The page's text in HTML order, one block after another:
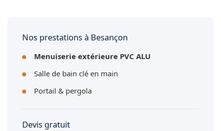
Nos prestations à Besançon
Menuiserie extérieure PVC ALU
Salle de bain clé en main
Portail & pergola
Devis gratuit